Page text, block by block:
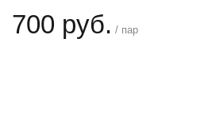
700 руб. / пар